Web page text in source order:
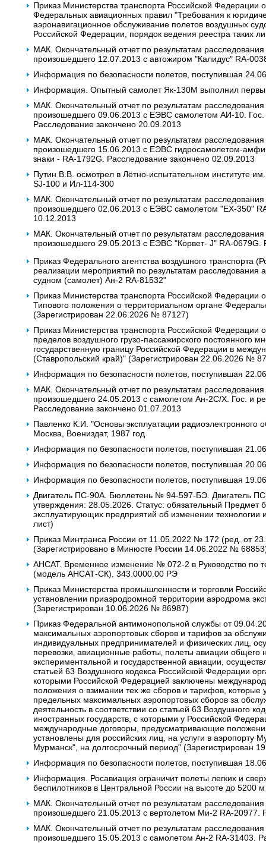
Приказ Министерства транспорта Российской
Федеральных авиационных правил "Требования к
аэронавигационное обслуживание полетов воздушных
Российской Федерации, порядок ведения реестра таких
МАК. Окончательный отчет по результатам
произошедшего 12.07.2013 с автожиром "Калидус" RA-
Информация по безопасности полетов, поступившая
Информация. Опытный самолет Як-130М выполнил
МАК. Окончательный отчет по результатам
произошедшего 09.06.2013 с ЕЭВС самолетом АИ-10. Гос.
Расследование закончено 20.09.2013
МАК. Окончательный отчет по результатам
произошедшего 15.06.2013 с ЕЭВС гидросамолетом-
знаки - RA-1792G. Расследование закончено 02.09.2013
Путин В.В. осмотрел в Лётно-испытательном
SJ-100 и Ил-114-300
МАК. Окончательный отчет по результатам
произошедшего 02.06.2013 c ЕЭВС самолетом "EX-350"
10.12.2013
МАК. Окончательный отчет по результатам
произошедшего 29.05.2013 с ЕЭВС "Корвет- J" RA-0679G.
Приказ Федерального агентства воздушного
реализации мероприятий по результатам
судном (самолет) Ан-2 RA-81532"
Приказ Министерства транспорта Российской
Типового положения о территориальном органе
(Зарегистрирован 22.06.2026 № 87127)
Приказ Министерства транспорта Российской
пределов воздушного грузо-пассажирского постоянного
государственную границу Российской Федерации в
(Ставропольский край)" (Зарегистрирован 22.06.2026 №
Информация по безопасности полетов, поступившая
МАК. Окончательный отчет по результатам
произошедшего 24.05.2013 с самолетом Ан-2С/Х. Гос. и
Расследование закончено 01.07.2013
Павленко К.И. "Основы эксплуатации радиоэлектронного
Москва, Воениздат, 1987 год
Информация по безопасности полетов, поступившая
Информация по безопасности полетов, поступившая
Информация по безопасности полетов, поступившая
Двигатель ПС-90А. Бюллетень № 94-597-БЭ. Двигатель
утверждения: 28.05.2026. Статус: обязательный
эксплуатирующих предприятий об изменении технологии
лист)
Приказ Минтранса России от 11.05.2022 № 172 (ред. от
(Зарегистрировано в Минюсте России 14.06.2022 №
АНСАТ. Временное изменение № 072-2 в Руководство по
(модель АНСАТ-СК). 343.0000.00 РЭ
Приказ Министерства промышленности и торговли
установлении приаэродромной территории аэродрома
(Зарегистрирован 10.06.2026 № 86987)
Приказ Федеральной антимонопольной службы от
максимальных аэропортовых сборов и тарифов за
индивидуальных предпринимателей и физических лиц,
перевозки‚ авиационные работы‚ полеты авиации общего
экспериментальной и государственной авиации,
статьей 63 Воздушного кодекса Российской Федерации
которыми Российской Федерацией заключены
положения о взимании тех же сборов и тарифов, которые
предельных максимальных аэропортовых сборов за
деятельность в соответствии со статьей 63 Воздушного
иностранных государств, с которыми у Российской
международные договоры, предусматривающие
установлены для российских лиц, на услуги в аэропорту
Мурманск", на долгосрочный период" (Зарегистрирован
Информация по безопасности полетов, поступившая
Информация. Росавиация ограничит полеты легких и
беспилотников в Центральной России на высоте до 5200 м
МАК. Окончательный отчет по результатам
произошедшего 21.05.2013 с вертолетом Ми-2 RA-20977.
МАК. Окончательный отчет по результатам
произошедшего 15.05.2013 с самолетом Ан-2 RA-31403.